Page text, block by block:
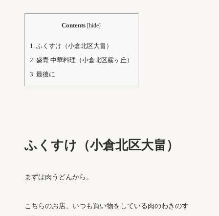
Contents [hide]
1. ふくすけ（小倉北区大畠）
2. 盛青 中華料理（小倉北区霧ヶ丘）
3. 最後に
ふくすけ（小倉北区大畠）
まずは肉うどんから。
こちらのお店、いつも買い物をしている 肉のわき のす